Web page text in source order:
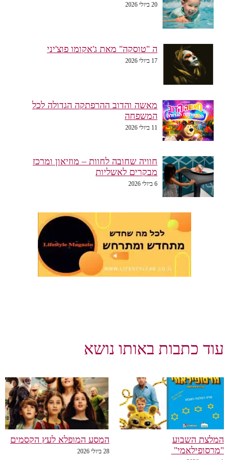
20 ביולי 2026
ה "טוסקה" מאת ג'אקומו פוצ'יני
17 ביולי 2026
מאשה והדוב ההרפתקה הגדולה לכל
המשפחה
11 ביולי 2026
חוויה שחובה לחוות – מוזיאון ומרכז
מבקרים לאשליות
6 ביולי 2026
עוד כתבות באותו נושא
המלצת השבוע
"מרסופילאמי"
המסע המופלא לעץ הקסמים
28 ביולי 2026